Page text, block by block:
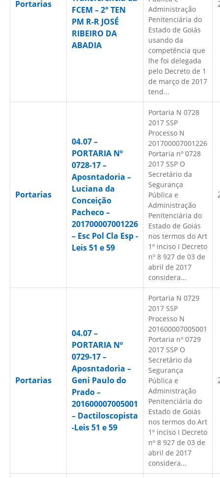
Portarias
FCEM – 2° TEN
PM R-R JOSÉ
RIBEIRO DA
ABADIA
Administração
Penitenciária do
Estado de Goiás
usando da
competência que
lhe foi delegada
pelo Decreto de 1
de março de 2017
tend...
Portarias
04.07 –
PORTARIA Nº
0728-17 –
Aposntadoria –
Luciana da
Conceição
Pacheco –
201700007001226
– Esc Pol Cla Esp -
Leis 51 e 59
Portaria N 0728
2017 SSP
Processo N
201700007001226
Portaria nº 0728
2017 SSP O
Secretário da
Segurança
Pública e
Administração
Penitenciária do
Estado de Goiás
nos termos do Art
1º inciso I Decreto
nº 8 927 de 03 de
abril de 2017
considera...
Portarias
04.07 –
PORTARIA Nº
0729-17 –
Aposntadoria –
Geni Paulo do
Prado –
201600007005001
– Dactiloscopista
-Leis 51 e 59
Portaria N 0729
2017 SSP
Processo N
201600007005001
Portaria nº 0729
2017 SSP O
Secretário da
Segurança
Pública e
Administração
Penitenciária do
Estado de Goiás
nos termos do Art
1º inciso I Decreto
nº 8 927 de 03 de
abril de 2017
considera...